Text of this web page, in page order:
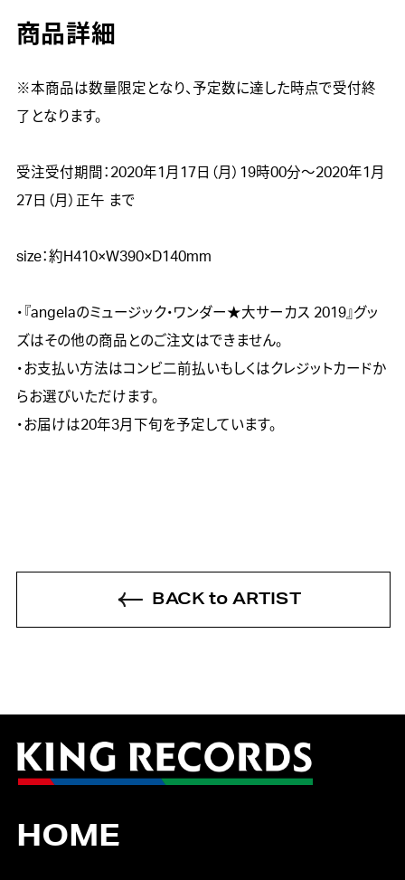
商品詳細
※本商品は数量限定となり、予定数に達した時点で受付終
了となります。
受注受付期間：2020年1月17日（月）19時00分～2020年1月
27日（月）正午 まで
size：約H410×W390×D140mm
・『angelaのミュージック・ワンダー★大サーカス 2019』グッ
ズはその他の商品とのご注文はできません。
・お支払い方法はコンビ二前払いもしくはクレジットカードか
らお選びいただけます。
・お届けは20年3月下旬を予定しています。
BACK to ARTIST
HOME